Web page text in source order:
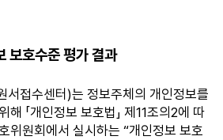
보호수준 평가 결과
접수센터)는 정보주체의 개인정보를
해 「개인정보 보호법」 제11조의2에 따
위원회에서 실시하는 “개인정보 보호